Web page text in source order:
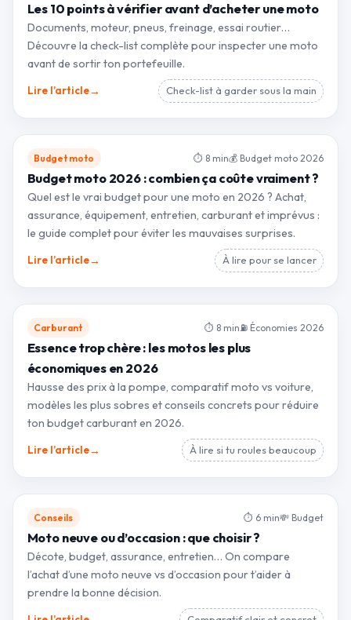
Les 10 points à vérifier avant d’acheter une moto
Documents, moteur, pneus, freinage, essai routier…
Découvre la check-list complète pour inspecter une moto
avant de sortir ton portefeuille.
Lire l’article→ Check-list à garder sous la main
Budget moto ⏱ 8 min💰 Budget moto 2026
Budget moto 2026 : combien ça coûte vraiment ?
Quel est le vrai budget pour une moto en 2026 ? Achat,
assurance, équipement, entretien, carburant et imprévus :
le guide complet pour éviter les mauvaises surprises.
Lire l’article→ À lire pour se lancer
Carburant ⏱ 8 min⛽ Économies 2026
Essence trop chère : les motos les plus
économiques en 2026
Hausse des prix à la pompe, comparatif moto vs voiture,
modèles les plus sobres et conseils concrets pour réduire
ton budget carburant en 2026.
Lire l’article→ À lire si tu roules beaucoup
Conseils ⏱ 6 min💸 Budget
Moto neuve ou d’occasion : que choisir ?
Décote, budget, assurance, entretien… On compare
l’achat d’une moto neuve vs d’occasion pour t’aider à
prendre la bonne décision.